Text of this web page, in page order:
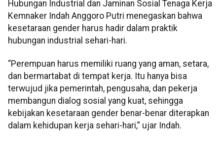
Hubungan Industrial dan Jaminan Sosial Tenaga Kerja
Kemnaker Indah Anggoro Putri menegaskan bahwa
kesetaraan gender harus hadir dalam praktik
hubungan industrial sehari-hari.
“Perempuan harus memiliki ruang yang aman, setara,
dan bermartabat di tempat kerja. Itu hanya bisa
terwujud jika pemerintah, pengusaha, dan pekerja
membangun dialog sosial yang kuat, sehingga
kebijakan kesetaraan gender benar-benar diterapkan
dalam kehidupan kerja sehari-hari,” ujar Indah.